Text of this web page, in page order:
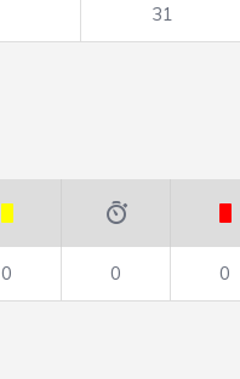
31
0 0 0